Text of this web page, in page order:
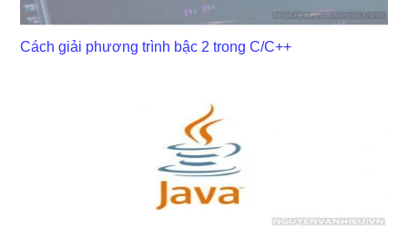
Cách giải phương trình bậc 2 trong C/C++